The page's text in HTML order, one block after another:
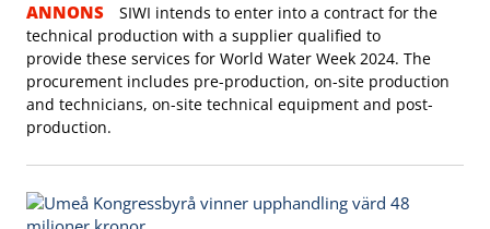
ANNONS
SIWI intends to enter into a contract for the
technical production with a supplier qualified to
provide these services for World Water Week 2024. The
procurement includes pre-production, on-site production
and technicians, on-site technical equipment and post-
production.